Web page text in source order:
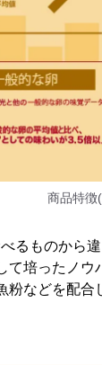
商品特徴
るものから違
て培ったノウ
粉などを配合